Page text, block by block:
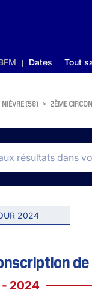
Dates Tout
NIÈVRE (58) > 2ÈME
2024
- 2024